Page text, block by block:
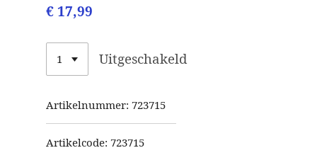
€ 17,99
Uitgeschakeld
Artikelnummer: 723715
Artikelcode: 723715